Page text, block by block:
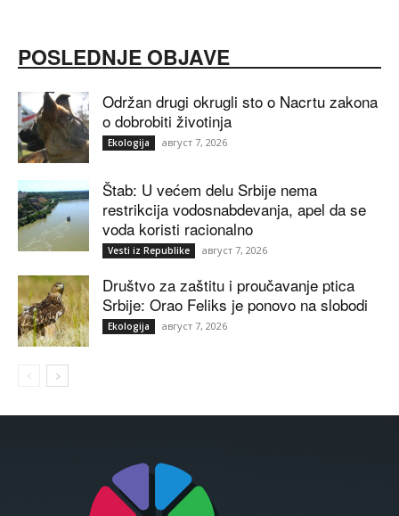
POSLEDNJE OBJAVE
Održan drugi okrugli sto o Nacrtu zakona
o dobrobiti životinja
Ekologija август 7, 2026
Štab: U većem delu Srbije nema
restrikcija vodosnabdevanja, apel da se
voda koristi racionalno
Vesti iz Republike август 7, 2026
Društvo za zaštitu i proučavanje ptica
Srbije: Orao Feliks je ponovo na slobodi
Ekologija август 7, 2026